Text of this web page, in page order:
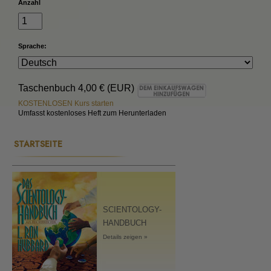
Anzahl
Sprache:
Taschenbuch 4,00 € (EUR)
KOSTENLOSEN Kurs starten
Umfasst kostenloses Heft zum Herunterladen
STARTSEITE
SCIENTOLOGY-
HANDBUCH
Details zeigen »